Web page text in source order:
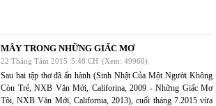
MÂY TRONG NHỮNG GIẤC MƠ
22 Tháng Tám 2015 5:48 CH (Xem: 49960)
Sau hai tập thơ đã ấn hành (Sinh Nhật Của Một Người Không
Còn Trẻ, NXB Văn Mới, Califorina, 2009 - Những Giấc Mơ
Tôi, NXB Văn Mới, California, 2013), cuối tháng 7.2015 vừa